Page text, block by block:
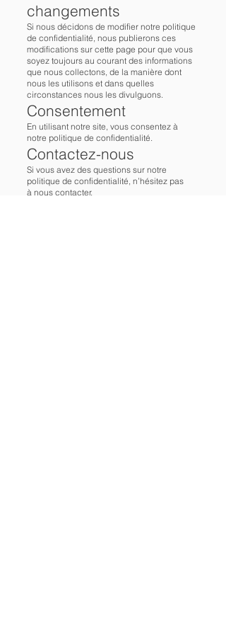
changements
Si nous décidons de modifier notre politique
de confidentialité, nous publierons ces
modifications sur cette page pour que vous
soyez toujours au courant des informations
que nous collectons, de la manière dont
nous les utilisons et dans quelles
circonstances nous les divulguons.
Consentement
En utilisant notre site, vous consentez à
notre politique de confidentialité.
Contactez-nous
Si vous avez des questions sur notre
politique de confidentialité, n’hésitez pas
à nous contacter.